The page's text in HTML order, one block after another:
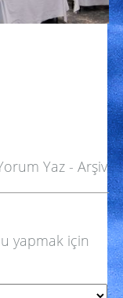
Yaz - Arşiv
yapmak için